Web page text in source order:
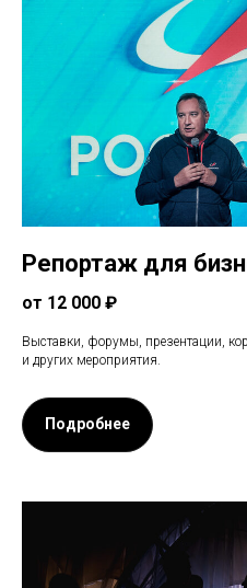
Репортаж для
от 12 000 ₽
Выставки, форумы, презентации,
и других мероприятия.
Подробнее